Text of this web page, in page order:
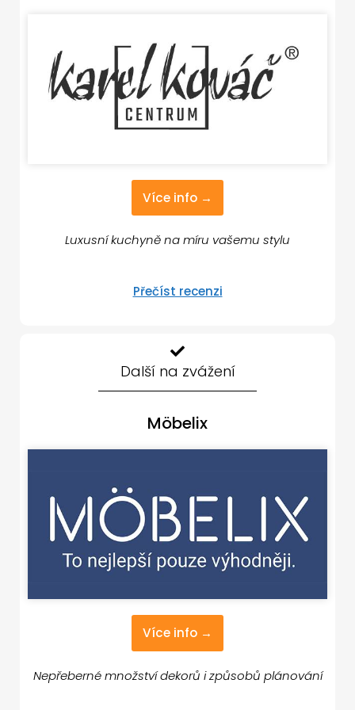
Více info →
Luxusní kuchyně na míru vašemu stylu
Přečíst recenzi
Další na zvážení
Möbelix
Více info →
Nepřeberné množství dekorů i způsobů plánování